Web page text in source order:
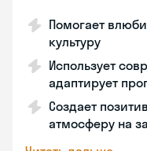
Помогает
культуру
Использует
адаптирует
Создает
атмосферу на